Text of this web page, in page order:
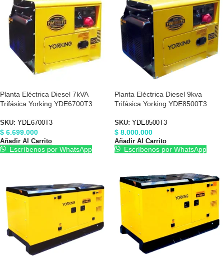
Planta Eléctrica Diesel 7kVA
Trifásica Yorking YDE6700T3
SKU: YDE6700T3
$ 6.699.000
Añadir Al Carrito
Escríbenos por WhatsApp
Planta Eléctrica Diesel 9kva
Trifásica Yorking YDE8500T3
SKU: YDE8500T3
$ 8.000.000
Añadir Al Carrito
Escríbenos por WhatsApp